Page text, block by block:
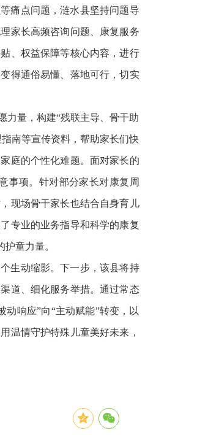
痛点问题，涟水县坚持问题导
家长高频咨询问题、康复服务
、权益保障等核心内容，进行
得通俗易懂、落地可行，切实
力量，构建“残联主导、骨干助
南等宣传资料，帮助家长们快
庭的个性化难题。面对家长的
事项。针对部分家长对康复周
现场骨干家长也结合自身育儿
专业的业务指导和科学的康复
童力量。
生动缩影。下一步，该县将持
道、细化服务举措。通过常态
响应”向“主动赋能”转变，以
温情守护特殊儿童美好未来，